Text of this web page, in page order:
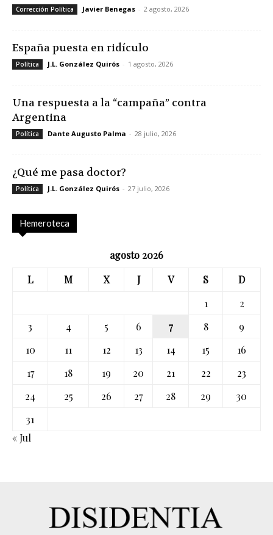
Corrección Política Javier Benegas - 2 agosto, 2026
España puesta en ridículo
Política J.L. González Quirós - 1 agosto, 2026
Una respuesta a la “campaña” contra
Argentina
Política Dante Augusto Palma - 28 julio, 2026
¿Qué me pasa doctor?
Política J.L. González Quirós - 27 julio, 2026
Hemeroteca
agosto 2026
L
M X J V S
D
1
2
3
4 5 6 7 8
9
10
11 12 13 14 15
16
17
18 19 20 21 22
23
24
25 26 27 28 29
30
31
« Jul